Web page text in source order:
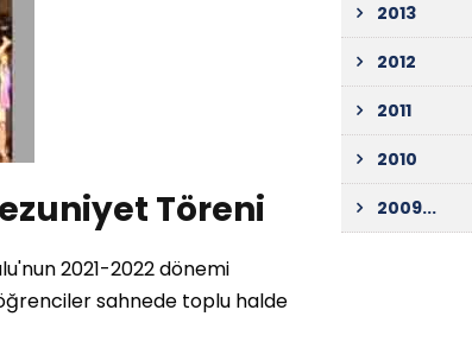
Töreni
2021-2022 dönemi
sahnede toplu halde
2013
2012
2011
2010
2009...